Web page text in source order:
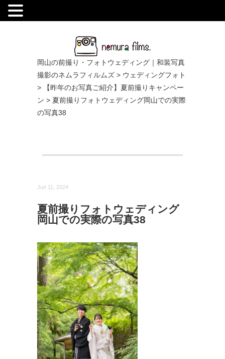
岡山の前撮り・フォトウェディング｜和装写真
撮影のネムラフィルムズ > ウェディングフォト
>
【昨年のお写真ご紹介】夏前撮りキャンペー
ン > 夏前撮りフォトウェディング岡山での実際
の写真38
Jun 11, 2024
夏前撮りフォトウェディング
岡山での実際の写真38